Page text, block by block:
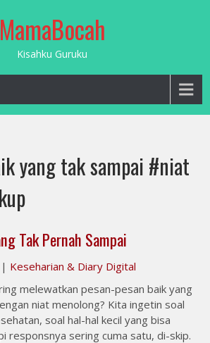
MamaBocah
Kisahku Guruku
yang tak sampai #niat
Tak Pernah Sampai
| Keseharian & Diary Digital
melewatkan pesan-pesan baik yang
niat menolong? Kita ingetin soal
soal hal-hal kecil yang bisa
responsnya sering cuma satu, di-skip.